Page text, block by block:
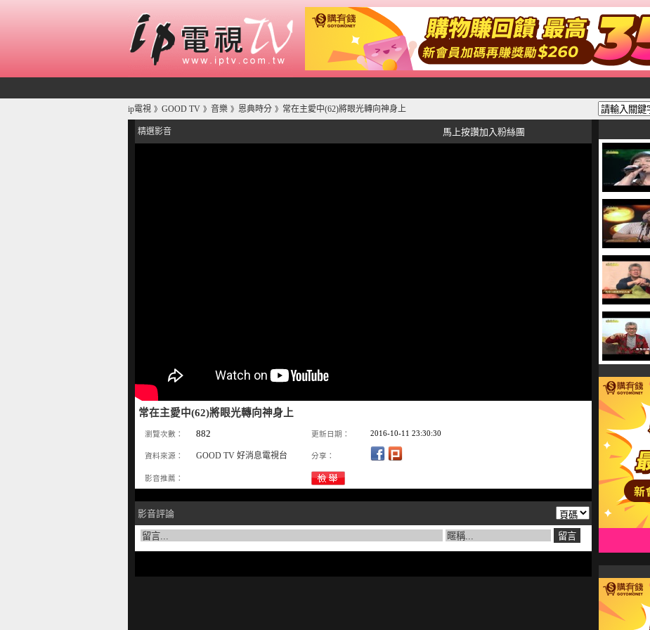
ip電視 》 GOOD TV 》 音樂 》 恩典時分 》 常在主愛中(62)將眼光轉向神身上
精選影音 馬上按讚加入粉絲團
常在主愛中(62)將眼光轉向神身上
瀏覽次數： 882 更新日期： 2016-10-11 23:30:30
資料來源： GOOD TV 好消息電視台 分享：
影音推薦：
影音評論